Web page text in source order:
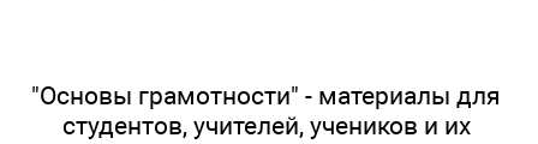
"Основы грамотности" - материалы для
студентов, учителей, учеников и их